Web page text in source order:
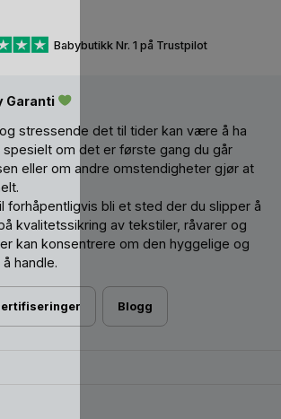
Babybutikk Nr. 1 på Trustpilot
Garanti
stressende det til tider kan være å ha
spesielt om det er første gang du går
eller om andre omstendigheter gjør at
forhåpentligvis bli et sted der du slipper å
kvalitetssikring av tekstiler, råvarer og
kan konsentrere om den hyggelige og
handle.
Blogg